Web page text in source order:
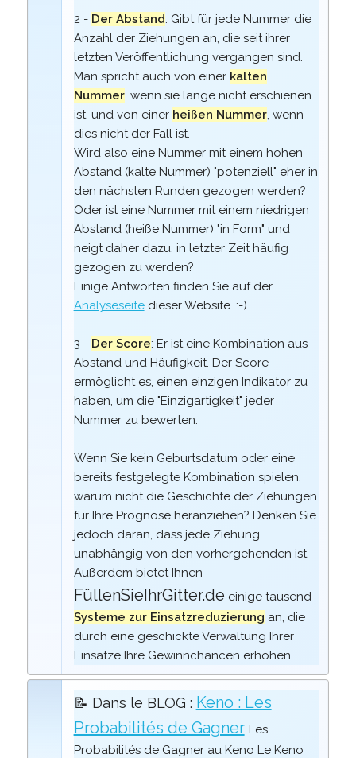
2 - Der Abstand: Gibt für jede Nummer die
Anzahl der Ziehungen an, die seit ihrer
letzten Veröffentlichung vergangen sind.
Man spricht auch von einer kalten
Nummer, wenn sie lange nicht erschienen
ist, und von einer heißen Nummer, wenn
dies nicht der Fall ist.
Wird also eine Nummer mit einem hohen
Abstand (kalte Nummer) "potenziell" eher in
den nächsten Runden gezogen werden?
Oder ist eine Nummer mit einem niedrigen
Abstand (heiße Nummer) "in Form" und
neigt daher dazu, in letzter Zeit häufig
gezogen zu werden?
Einige Antworten finden Sie auf der
Analyseseitedieser Website. :-)
3 - Der Score: Er ist eine Kombination aus
Abstand und Häufigkeit. Der Score
ermöglicht es, einen einzigen Indikator zu
haben, um die "Einzigartigkeit" jeder
Nummer zu bewerten.
Wenn Sie kein Geburtsdatum oder eine
bereits festgelegte Kombination spielen,
warum nicht die Geschichte der Ziehungen
für Ihre Prognose heranziehen? Denken Sie
jedoch daran, dass jede Ziehung
unabhängig von den vorhergehenden ist.
Außerdem bietet Ihnen
FüllenSieIhrGitter.de einige tausend
Systeme zur Einsatzreduzierung an, die
durch eine geschickte Verwaltung Ihrer
Einsätze Ihre Gewinnchancen erhöhen.
📝 Dans le BLOG : Keno : Les
Probabilités de Gagner Les
Probabilités de Gagner au Keno Le Keno